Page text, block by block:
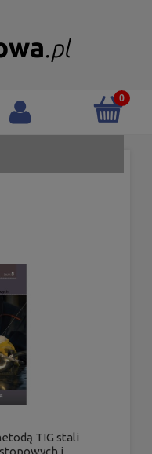
TIG stali